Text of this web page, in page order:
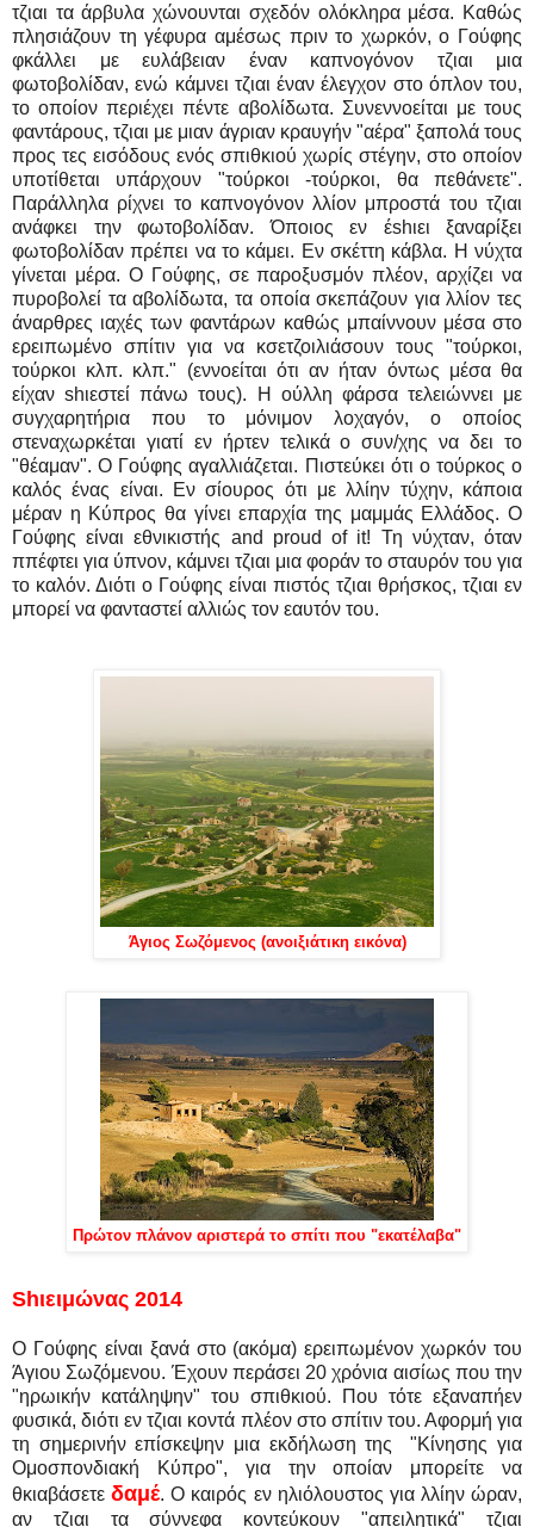
τζιαι τα άρβυλα χώνουνται σχεδόν ολόκληρα μέσα. Καθώς
πλησιάζουν τη γέφυρα αμέσως πριν το χωρκόν, ο Γούφης
φκάλλει με ευλάβειαν έναν καπνογόνον τζιαι μια
φωτοβολίδαν, ενώ κάμνει τζιαι έναν έλεγχον στο όπλον του,
το οποίον περιέχει πέντε αβολίδωτα. Συνεννοείται με τους
φαντάρους, τζιαι με μιαν άγριαν κραυγήν "αέρα" ξαπολά τους
προς τες εισόδους ενός σπιθκιού χωρίς στέγην, στο οποίον
υποτίθεται υπάρχουν "τούρκοι -τούρκοι, θα πεθάνετε".
Παράλληλα ρίχνει το καπνογόνον λλίον μπροστά του τζιαι
ανάφκει την φωτοβολίδαν. Όποιος εν έshιει ξαναρίξει
φωτοβολίδαν πρέπει να το κάμει. Εν σκέττη κάβλα. Η νύχτα
γίνεται μέρα. Ο Γούφης, σε παροξυσμόν πλέον, αρχίζει να
πυροβολεί τα αβολίδωτα, τα οποία σκεπάζουν για λλίον τες
άναρθρες ιαχές των φαντάρων καθώς μπαίννουν μέσα στο
ερειπωμένο σπίτιν για να κσετζοιλιάσουν τους "τούρκοι,
τούρκοι κλπ. κλπ." (εννοείται ότι αν ήταν όντως μέσα θα
είχαν shιεστεί πάνω τους). Η ούλλη φάρσα τελειώννει με
συγχαρητήρια που το μόνιμον λοχαγόν, ο οποίος
στεναχωρκέται γιατί εν ήρτεν τελικά ο συν/χης να δει το
"θέαμαν". Ο Γούφης αγαλλιάζεται. Πιστεύκει ότι ο τούρκος ο
καλός ένας είναι. Εν σίουρος ότι με λλίην τύχην, κάποια
μέραν η Κύπρος θα γίνει επαρχία της μαμμάς Ελλάδος. Ο
Γούφης είναι εθνικιστής and proud of it! Τη νύχταν, όταν
ππέφτει για ύπνον, κάμνει τζιαι μια φοράν το σταυρόν του για
το καλόν. Διότι ο Γούφης είναι πιστός τζιαι θρήσκος, τζιαι εν
μπορεί να φανταστεί αλλιώς τον εαυτόν του.
Άγιος Σωζόμενος (ανοιξιάτικη εικόνα)
Πρώτον πλάνον αριστερά το σπίτι που "εκατέλαβα"
Shιειμώνας 2014
Ο Γούφης είναι ξανά στο (ακόμα) ερειπωμένον χωρκόν του
Άγιου Σωζόμενου. Έχουν περάσει 20 χρόνια αισίως που την
"ηρωικήν κατάληψην" του σπιθκιού. Που τότε εξαναπήεν
φυσικά, διότι εν τζιαι κοντά πλέον στο σπίτιν του. Αφορμή για
τη σημερινήν επίσκεψην μια εκδήλωση της "Κίνησης για
Ομοσπονδιακή Κύπρο", για την οποίαν μπορείτε να
θκιαβάσετεδαμέ. Ο καιρός εν ηλιόλουστος για λλίην ώραν,
αν τζιαι τα σύννεφα κοντεύκουν "απειλητικά" τζιαι